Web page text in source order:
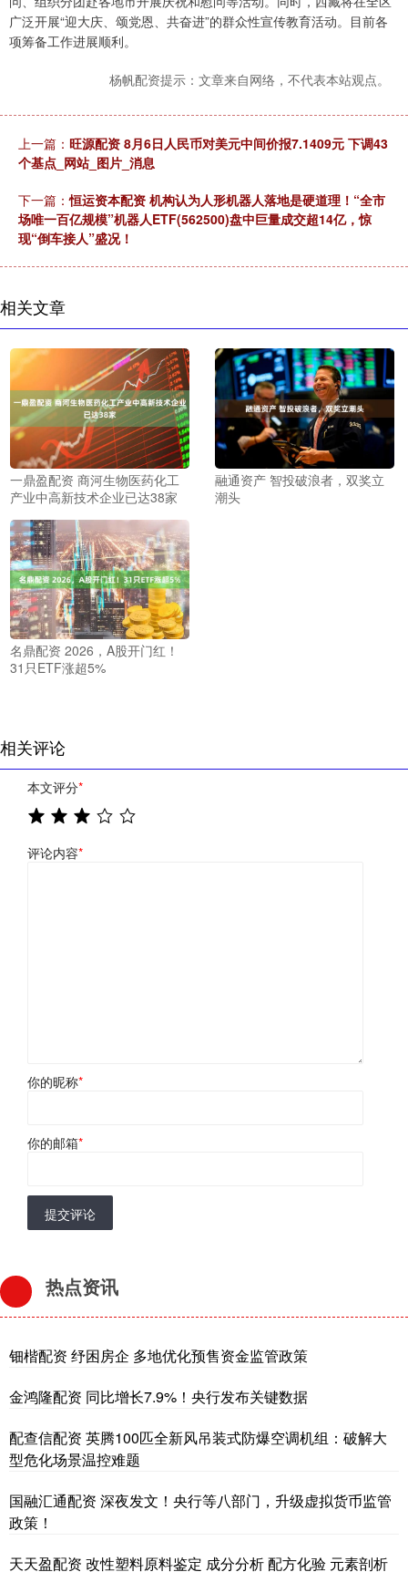
广泛开展“迎大庆、颂党恩、共奋进”的群众性宣传教育活动。目前各
项筹备工作进展顺利。
杨帆配资提示：文章来自网络，不代表本站观点。
上一篇： 旺源配资 8月6日人民币对美元中间价报7.1409元 下调43
个基点_网站_图片_消息
下一篇：恒运资本配资 机构认为人形机器人落地是硬道理！“全市
场唯一百亿规模”机器人ETF(562500)盘中巨量成交超14亿，惊
现“倒车接人”盛况！
相关文章
一鼎盈配资 商河生物医药化工
产业中高新技术企业已达38家
融通资产 智投破浪者，双奖立
潮头
名鼎配资 2026，A股开门红！
31只ETF涨超5%
相关评论
本文评分*
评论内容*
你的昵称*
你的邮箱*
提交评论
热点资讯
钿楷配资 纾困房企 多地优化预售资金监管政策
金鸿隆配资 同比增长7.9%！央行发布关键数据
配查信配资 英腾100匹全新风吊装式防爆空调机组：破解大
型危化场景温控难题
国融汇通配资 深夜发文！央行等八部门，升级虚拟货币监管
政策！
天天盈配资 改性塑料原料鉴定 成分分析 配方化验 元素剖析